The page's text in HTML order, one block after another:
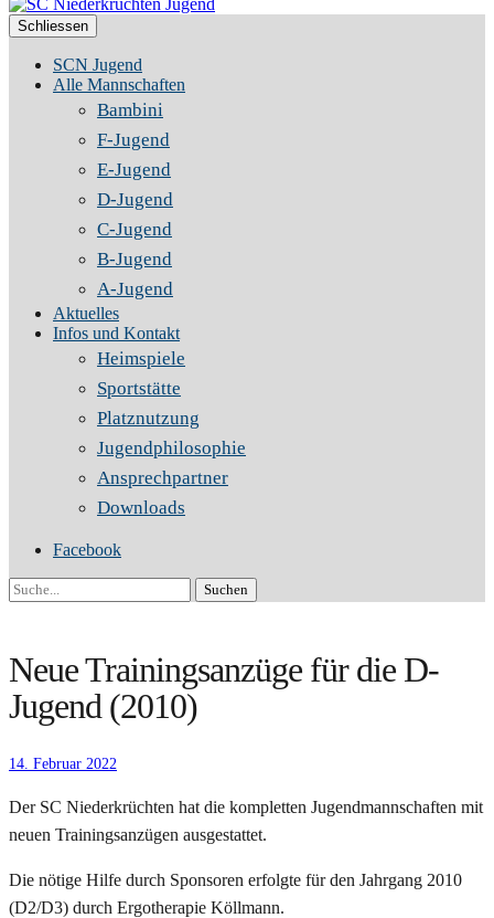
Schliessen
SCN Jugend
Alle Mannschaften
Bambini
F-Jugend
E-Jugend
D-Jugend
C-Jugend
B-Jugend
A-Jugend
Aktuelles
Infos und Kontakt
Heimspiele
Sportstätte
Platznutzung
Jugendphilosophie
Ansprechpartner
Downloads
Facebook
Suche
Neue Trainingsanzüge für die D-
Jugend (2010)
14. Februar 2022
Der SC Niederkrüchten hat die kompletten Jugendmannschaften mit
neuen Trainingsanzügen ausgestattet.
Die nötige Hilfe durch Sponsoren erfolgte für den Jahrgang 2010
(D2/D3) durch Ergotherapie Köllmann.